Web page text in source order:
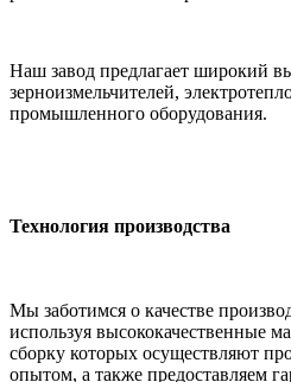
Наш завод предлагает широкий
зерноизмельчителей,
промышленного оборудования.
Технология производства
Мы заботимся о качестве
используя высококачественные
сборку которых осуществляют
опытом, а также предоставляем